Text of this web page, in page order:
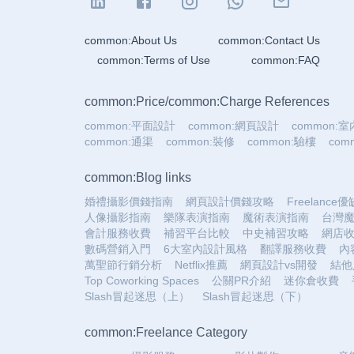
common:About Us
common:Contact Us
common:Terms of Use
common:FAQ
common:Price/common:Charge References
common:平面設計 common:網頁設計
common:室
common:通渠
common:裝修 common:驗樓
common:Blog links
婚禮攝影價錢指南 網頁設計價錢攻略
Freelance優
人像攝影指南
樂隊表演指南 魔術表演指南
台灣
會計服務收費
補習平台比較 中史補習攻略
網店
數碼營銷入門
6大室內設計風格 翻譯服務收費
內
萬聖節行銷分析
Netflix推薦 網頁設計vs開發
結
Top Coworking Spaces
公關PR介紹 迷你倉收費
Slash冒起迷思（上）
Slash冒起迷思（下）
common:Freelance Category